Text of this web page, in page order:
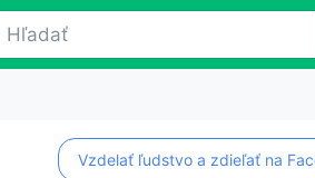
Vzdelať ľudstvo a zdieľať na